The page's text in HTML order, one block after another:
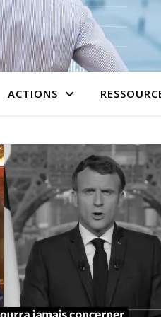
ACTIONS